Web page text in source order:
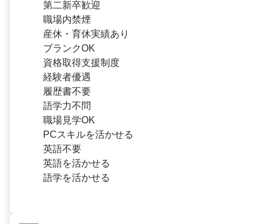
第二新卒歓迎
職場内禁煙
産休・育休実績あり
ブランクOK
資格取得支援制度
経験者優遇
履歴書不要
語学力不問
職場見学OK
PCスキルを活かせる
英語不要
英語を活かせる
語学を活かせる